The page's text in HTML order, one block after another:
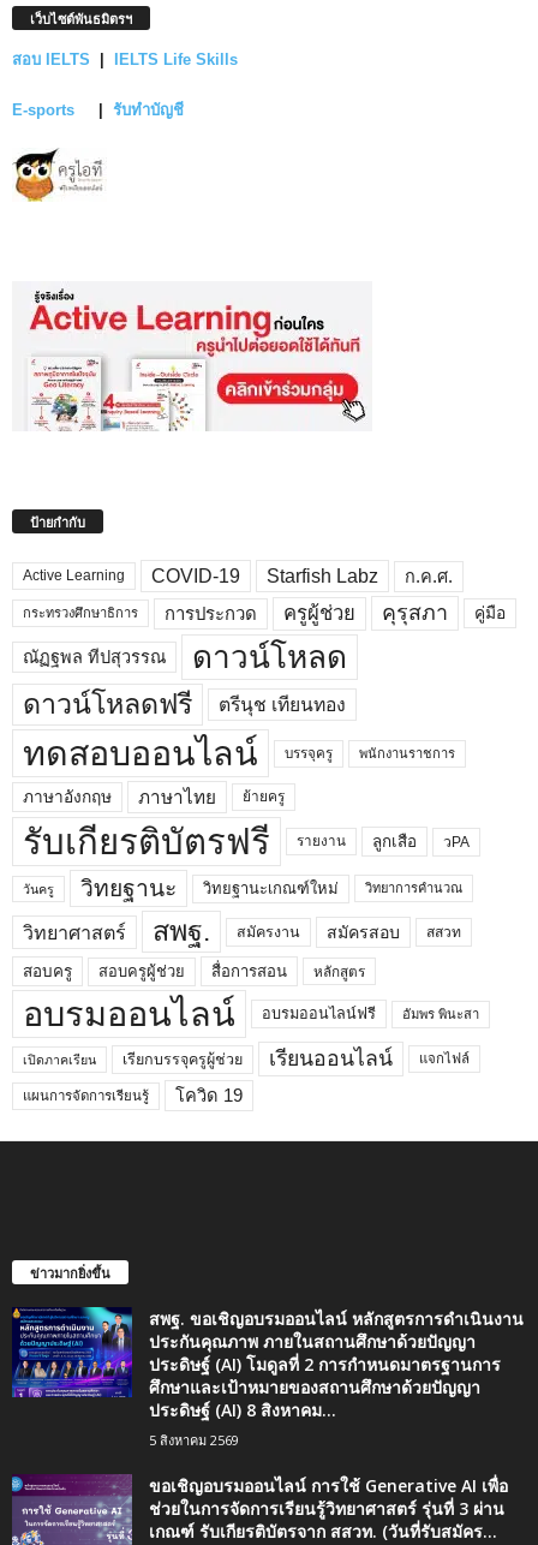
เว็บไซต์พันธมิตรฯ
สอบ IELTS | IELTS Life Skills
E-sports | รับทำบัญชี
ป้ายกำกับ
Active Learning COVID-19 Starfish Labz ก.ค.ศ.
กระทรวงศึกษาธิการ การประกวด ครูผู้ช่วย คุรุสภา คู่มือ
ณัฏฐพล ทีปสุวรรณ ดาวน์โหลด
ดาวน์โหลดฟรี ตรีนุช เทียนทอง
ทดสอบออนไลน์ บรรจุครู พนักงานราชการ
ภาษาอังกฤษ ภาษาไทย ย้ายครู
รับเกียรติบัตรฟรี รายงาน ลูกเสือ วPA
วันครู วิทยฐานะ วิทยฐานะเกณฑ์ใหม่ วิทยาการคำนวณ
วิทยาศาสตร์ สพฐ. สมัครงาน สมัครสอบ สสวท
สอบครู สอบครูผู้ช่วย สื่อการสอน หลักสูตร
อบรมออนไลน์ อบรมออนไลน์ฟรี อัมพร พินะสา
เปิดภาคเรียน เรียกบรรจุครูผู้ช่วย เรียนออนไลน์ แจกไฟล์
แผนการจัดการเรียนรู้ โควิด 19
ข่าวมากยิ่งขึ้น
สพฐ. ขอเชิญอบรมออนไลน์ หลักสูตรการดำเนินงาน
ประกันคุณภาพ ภายในสถานศึกษาด้วยปัญญา
ประดิษฐ์ (AI) โมดูลที่ 2 การกำหนดมาตรฐานการ
ศึกษาและเป้าหมายของสถานศึกษาด้วยปัญญา
ประดิษฐ์ (AI) 8 สิงหาคม...
5 สิงหาคม 2569
ขอเชิญอบรมออนไลน์ การใช้ Generative AI เพื่อ
ช่วยในการจัดการเรียนรู้วิทยาศาสตร์ รุ่นที่ 3 ผ่าน
เกณฑ์ รับเกียรติบัตรจาก สสวท. (วันที่รับสมัคร...